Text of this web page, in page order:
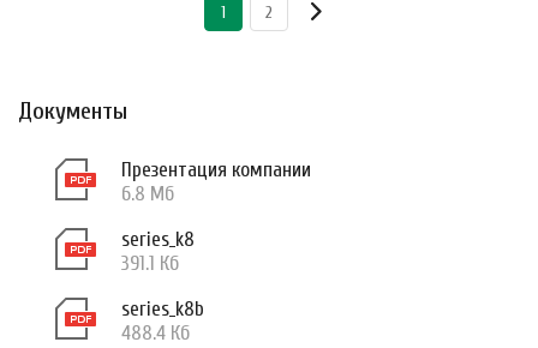
1 2
Документы
Презентация компании
6.8 Мб
series_k8
391.1 Кб
series_k8b
488.4 Кб